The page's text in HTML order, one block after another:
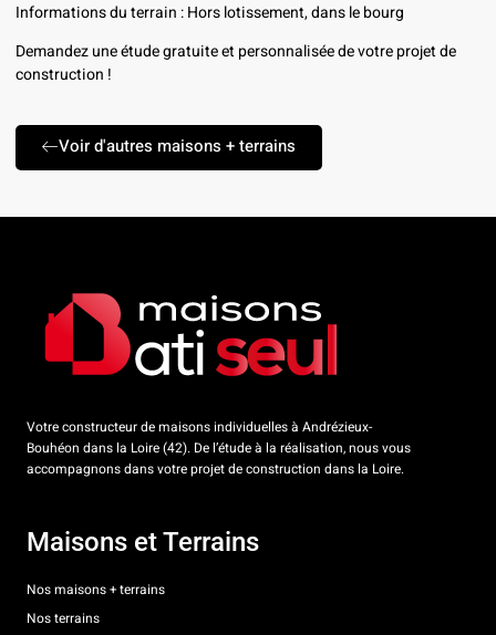
Informations du terrain : Hors lotissement, dans le bourg
Demandez une étude gratuite et personnalisée de votre projet de
construction !
Voir d'autres maisons + terrains
Votre constructeur de maisons individuelles à Andrézieux-
Bouhéon dans la Loire (42). De l’étude à la réalisation, nous vous
accompagnons dans votre projet de construction dans la Loire.
Maisons et Terrains
Nos maisons + terrains
Nos terrains